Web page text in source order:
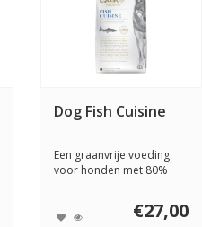
Dog Fish Cuisine
Een graanvrije voeding
voor honden met 80%
€27,00